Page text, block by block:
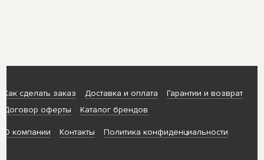
Как сделать заказ Доставка и оплата
Гарантии и возврат
Договор оферты
Каталог брендов
О компании Контакты Политика конфиденциальности